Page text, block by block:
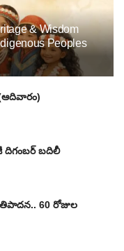
& Wisdom
Peoples
(ఆదివారం)
దిగంబర్‌ బదిలీ
60 రోజుల